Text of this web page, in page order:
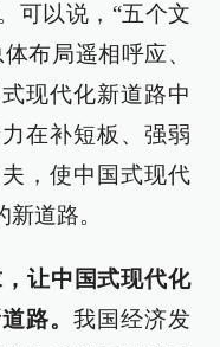
可以说，“五个文
布局遥相呼应、
现代化新道路中
在补短板、强弱
，使中国式现代
道路。
让中国式现代化
路。我国经济发